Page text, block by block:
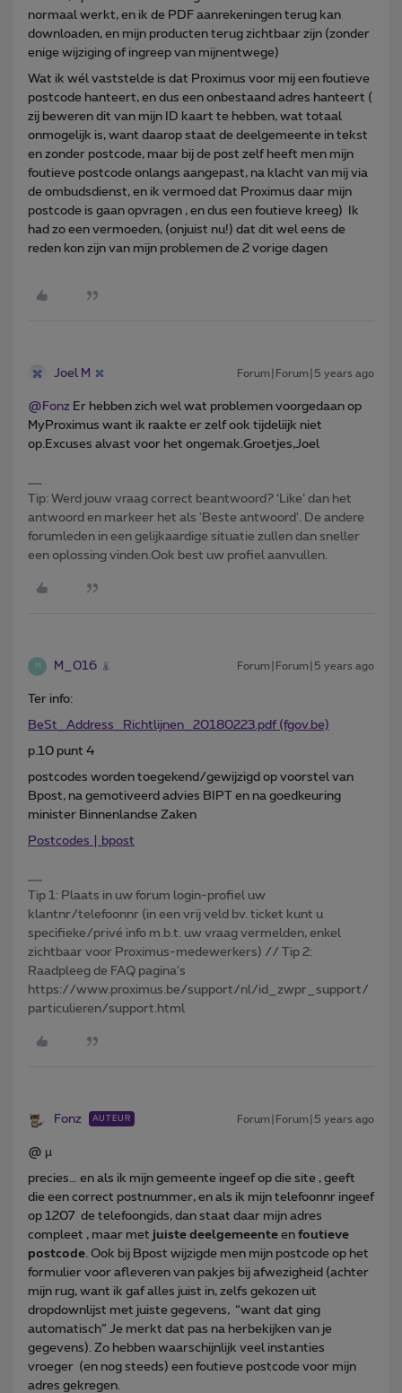
normaal werkt, en ik de PDF aanrekeningen terug kan
downloaden, en mijn producten terug zichtbaar zijn (zonder
enige wijziging of ingreep van mijnentwege)
Wat ik wél vaststelde is dat Proximus voor mij een foutieve
postcode hanteert, en dus een onbestaand adres hanteert (
zij beweren dit van mijn ID kaart te hebben, wat totaal
onmogelijk is, want daarop staat de deelgemeente in tekst
en zonder postcode, maar bij de post zelf heeft men mijn
foutieve postcode onlangs aangepast, na klacht van mij via
de ombudsdienst, en ik vermoed dat Proximus daar mijn
postcode is gaan opvragen , en dus een foutieve kreeg) Ik
had zo een vermoeden, (onjuist nu!) dat dit wel eens de
reden kon zijn van mijn problemen de 2 vorige dagen
Joel M Forum|Forum|5 years ago
@Fonz Er hebben zich wel wat problemen voorgedaan op
MyProximus want ik raakte er zelf ook tijdeliijk niet
op.Excuses alvast voor het ongemak.Groetjes,Joel
Tip: Werd jouw vraag correct beantwoord? ‘Like’ dan het
antwoord en markeer het als 'Beste antwoord'. De andere
forumleden in een gelijkaardige situatie zullen dan sneller
een oplossing vinden.Ook best uw profiel aanvullen.
M M_016 Forum|Forum|5 years ago
Ter info:
BeSt_Address_Richtlijnen_20180223.pdf (fgov.be)
p.10 punt 4
postcodes worden toegekend/gewijzigd op voorstel van
Bpost, na gemotiveerd advies BIPT en na goedkeuring
minister Binnenlandse Zaken
Postcodes | bpost
Tip 1: Plaats in uw forum login-profiel uw
klantnr/telefoonnr (in een vrij veld bv. ticket kunt u
specifieke/privé info m.b.t. uw vraag vermelden, enkel
zichtbaar voor Proximus-medewerkers) // Tip 2:
Raadpleeg de FAQ pagina's
https://www.proximus.be/support/nl/id_zwpr_support/
particulieren/support.html
Fonz AUTEUR Forum|Forum|5 years ago
@ µ
precies… en als ik mijn gemeente ingeef op die site , geeft
die een correct postnummer, en als ik mijn telefoonnr ingeef
op 1207 de telefoongids, dan staat daar mijn adres
compleet , maar met juiste deelgemeente en foutieve
postcode . Ook bij Bpost wijzigde men mijn postcode op het
formulier voor afleveren van pakjes bij afwezigheid (achter
mijn rug, want ik gaf alles juist in, zelfs gekozen uit
dropdownlijst met juiste gegevens, “want dat ging
automatisch” Je merkt dat pas na herbekijken van je
gegevens). Zo hebben waarschijnlijk veel instanties
vroeger (en nog steeds) een foutieve postcode voor mijn
adres gekregen.